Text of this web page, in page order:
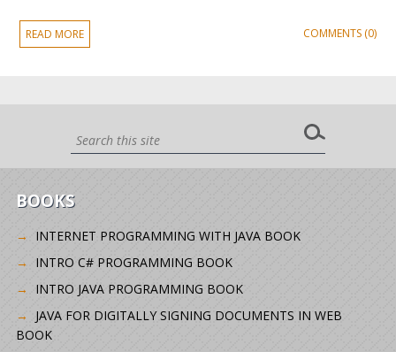
READ MORE COMMENTS (0)
BOOKS
INTERNET PROGRAMMING WITH JAVA BOOK
INTRO C# PROGRAMMING BOOK
INTRO JAVA PROGRAMMING BOOK
JAVA FOR DIGITALLY SIGNING DOCUMENTS IN WEB
BOOK